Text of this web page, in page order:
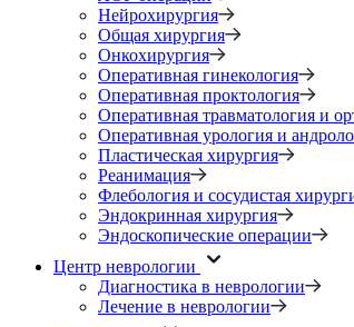
Нейрохирургия
Общая хирургия
Онкохирургия
Оперативная гинекология
Оперативная проктология
Оперативная травматология и
Оперативная урология и
Пластическая хирургия
Реанимация
Флебология и сосудистая
Эндокринная хирургия
Эндоскопические операции
Центр неврологии
Диагностика в неврологии
Лечение в неврологии